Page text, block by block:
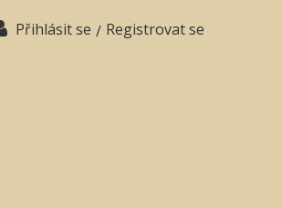
Přihlásit se / Registrovat se